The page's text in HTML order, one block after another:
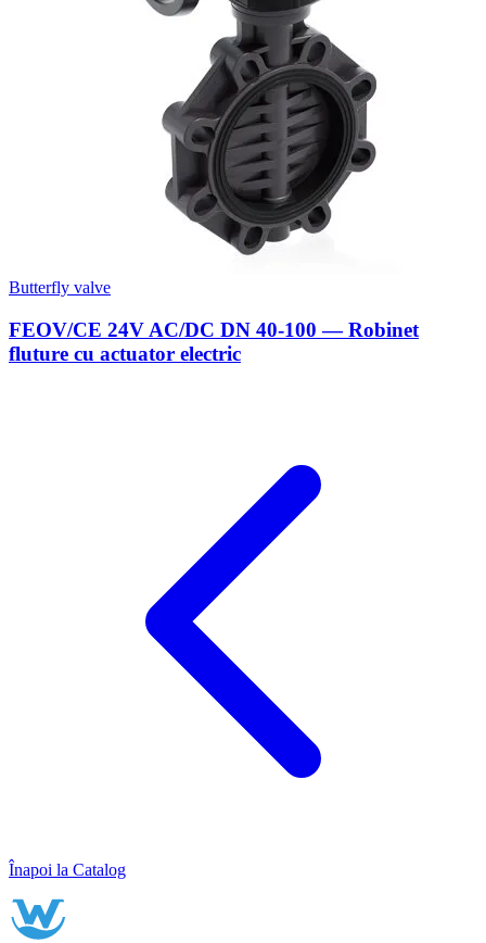
Butterfly valve
FEOV/CE 24V AC/DC DN 40-100 — Robinet
fluture cu actuator electric
Înapoi la Catalog